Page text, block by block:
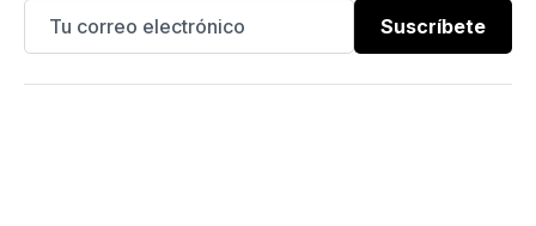
Suscríbete